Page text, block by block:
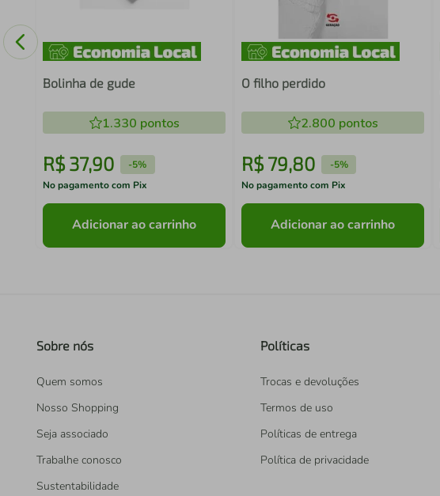
Bolinha de gude
1.330 pontos
R$ 37,90 -5%
No pagamento com Pix
Adicionar ao carrinho
O filho perdido
2.800 pontos
R$ 79,80 -5%
No pagamento com Pix
Adicionar ao carrinho
Sobre nós
Quem somos
Nosso Shopping
Seja associado
Trabalhe conosco
Sustentabilidade
Políticas
Trocas e devoluções
Termos de uso
Políticas de entrega
Política de privacidade